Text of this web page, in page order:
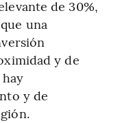
de 30%,
una
y de
y de